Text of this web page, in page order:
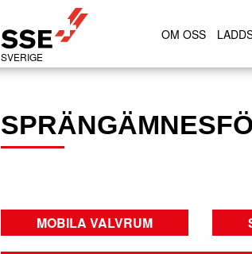
SVERIGE
OM OSS
MOBILA VALVRUM